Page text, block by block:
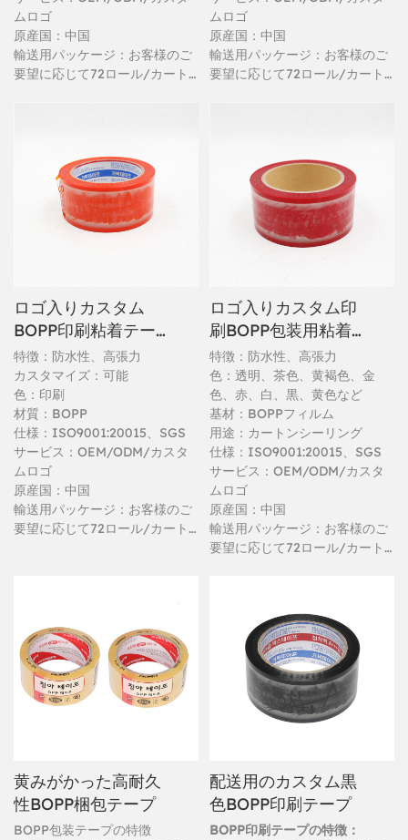
ムロゴ
原産国：中国
輸送用パッケージ：お客様のご
要望に応じて72ロール/カート
ムロゴ
原産国：中国
輸送用パッケージ：お客様のご
要望に応じて72ロール/カート
ロゴ入りカスタム
BOPP印刷粘着テー
プ
特徴：防水性、高張力
カスタマイズ：可能
色：印刷
材質：BOPP
仕様：ISO9001:20015、SGS
サービス：OEM/ODM/カスタ
ムロゴ
原産国：中国
輸送用パッケージ：お客様のご
要望に応じて72ロール/カート
ロゴ入りカスタム印
刷BOPP包装用粘着
テープ
特徴：防水性、高張力
色：透明、茶色、黄褐色、金
色、赤、白、黒、黄色など
基材：BOPPフィルム
用途：カートンシーリング
仕様：ISO9001:20015、SGS
サービス：OEM/ODM/カスタ
ムロゴ
原産国：中国
輸送用パッケージ：お客様のご
要望に応じて72ロール/カート
黄みがかった高耐久
性BOPP梱包テープ
BOPP包装テープの特徴
配送用のカスタム黒
色BOPP印刷テープ
BOPP印刷テープの特徴：